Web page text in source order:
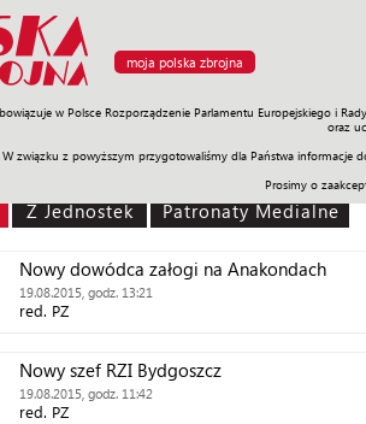
moja polska zbrojna
w Polsce Rozporządzenie Parlamentu Europejskiego i
oraz
W związku z powyższym przygotowaliśmy dla Państwa informacje
Prosimy o
Sprzęt Misje Polityka Prawo
Z Jednostek Patronaty Medialne
Nowy dowódca załogi na Anakondach
19.08.2015, godz. 13:21
red. PZ
Nowy szef RZI Bydgoszcz
19.08.2015, godz. 11:42
red. PZ